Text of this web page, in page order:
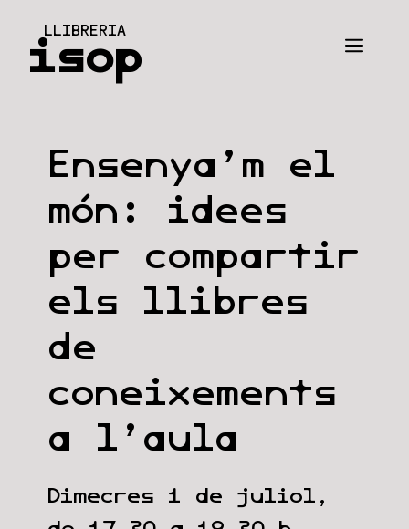
contingut
isop
LLIBRERIA
Menú
Ensenya’m el
món: idees
per compartir
els llibres
de
coneixements
a l’aula
Dimecres 1 de juliol,